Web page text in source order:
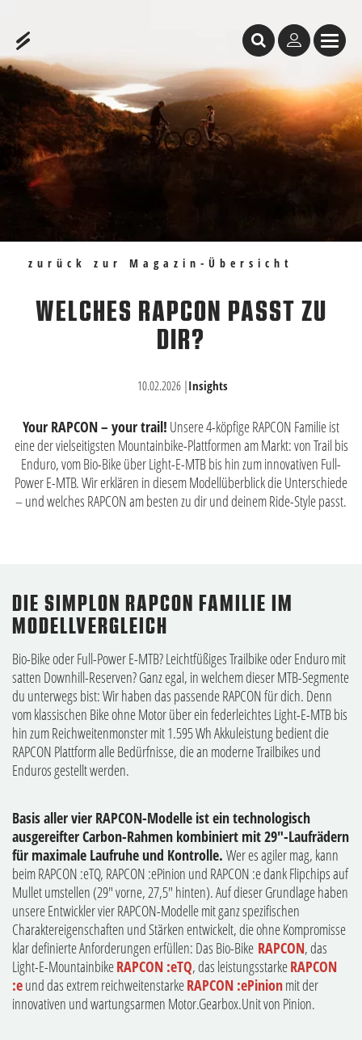
zurück zur Magazin-Übersicht
WELCHES RAPCON PASST ZU
DIR?
10.02.2026 |Insights
Your RAPCON – your trail! Unsere 4-köpfige RAPCON Familie ist
eine der vielseitigsten Mountainbike-Plattformen am Markt: von Trail bis
Enduro, vom Bio-Bike über Light-E-MTB bis hin zum innovativen Full-
Power E-MTB. Wir erklären in diesem Modellüberblick die Unterschiede
– und welches RAPCON am besten zu dir und deinem Ride-Style passt.
DIE SIMPLON RAPCON FAMILIE IM
MODELLVERGLEICH
Bio-Bike oder Full-Power E-MTB? Leichtfüßiges Trailbike oder Enduro mit
satten Downhill-Reserven? Ganz egal, in welchem dieser MTB-Segmente
du unterwegs bist: Wir haben das passende RAPCON für dich. Denn
vom klassischen Bike ohne Motor über ein federleichtes Light-E-MTB bis
hin zum Reichweitenmonster mit 1.595 Wh Akkuleistung bedient die
RAPCON Plattform alle Bedürfnisse, die an moderne Trailbikes und
Enduros gestellt werden.
Basis aller vier RAPCON-Modelle ist ein technologisch
ausgereifter Carbon-Rahmen kombiniert mit 29"-Laufrädern
für maximale Laufruhe und Kontrolle. Wer es agiler mag, kann
beim RAPCON :eTQ, RAPCON :ePinion und RAPCON :e dank Flipchips auf
Mullet umstellen (29" vorne, 27,5" hinten). Auf dieser Grundlage haben
unsere Entwickler vier RAPCON-Modelle mit ganz spezifischen
Charaktereigenschaften und Stärken entwickelt, die ohne Kompromisse
klar definierte Anforderungen erfüllen: Das Bio-Bike RAPCON, das
Light-E-MountainbikeRAPCON :eTQ, das leistungsstarkeRAPCON
:eund das extrem reichweitenstarkeRAPCON :ePinionmit der
innovativen und wartungsarmen Motor.Gearbox.Unit von Pinion.